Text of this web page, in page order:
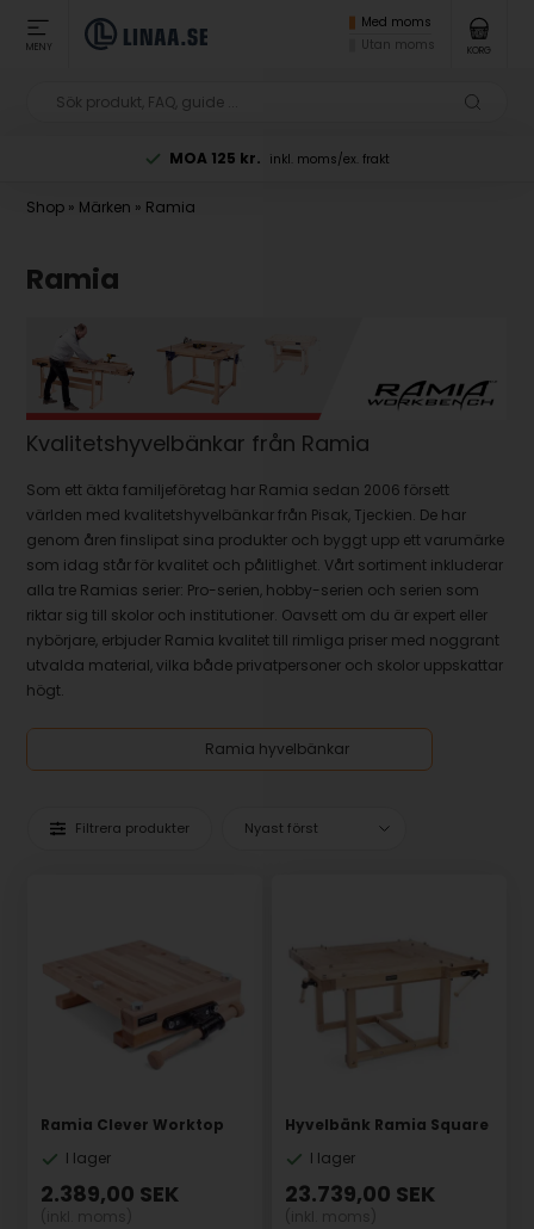
MENY
Med moms
Utan moms
KORG
MOA 125 kr. inkl. moms/ex. frakt
Shop » Märken » Ramia
Ramia
Kvalitetshyvelbänkar från Ramia
Som ett äkta familjeföretag har Ramia sedan 2006 försett
världen med kvalitetshyvelbänkar från Pisak, Tjeckien. De har
genom åren finslipat sina produkter och byggt upp ett varumärke
som idag står för kvalitet och pålitlighet. Vårt sortiment inkluderar
alla tre Ramias serier: Pro-serien, hobby-serien och serien som
riktar sig till skolor och institutioner. Oavsett om du är expert eller
nybörjare, erbjuder Ramia kvalitet till rimliga priser med noggrant
utvalda material, vilka både privatpersoner och skolor uppskattar
högt.
Ramia hyvelbänkar
Filtrera produkter
Ramia Clever Worktop
I lager
2.389,00 SEK
Hyvelbänk Ramia Square
I lager
23.739,00 SEK